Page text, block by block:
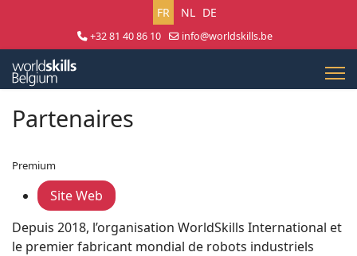
Sélectionnez votre langue
FR NL DE
+32 81 40 86 10
info@worldskills.be
Partenaires
Premium
Site Web
Depuis 2018, l’organisation WorldSkills International et
le premier fabricant mondial de robots industriels